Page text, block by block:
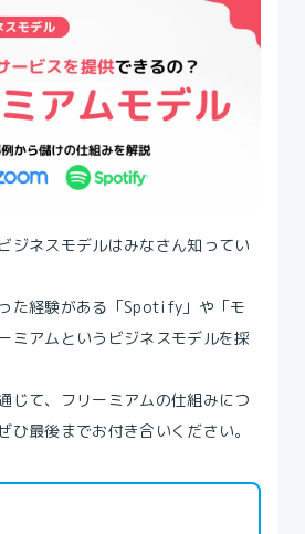
ジネスモデルはみなさん知ってい
た経験がある「Spotify」や「モ
ミアムというビジネスモデルを採
じて、フリーミアムの仕組みにつ
ひ最後までお付き合いください。